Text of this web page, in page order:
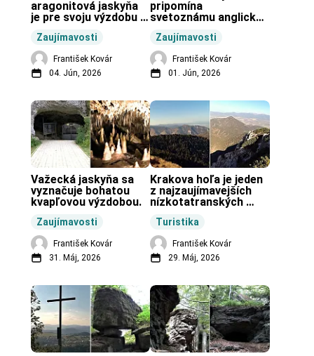
Zaujímavosti
aragonitová jaskyňa
je pre svoju výzdobu
vo svete.
František Kovár
04. Jún, 2026
Zaujímavosti
pripomína
svetoznámu anglickú
František Kovár
01. Jún, 2026
Zaujímavosti
Važecká jaskyňa sa
vyznačuje bohatou
kvapľovou výzdobou.
František Kovár
31. Máj, 2026
Turistika
Krakova hoľa je jeden
z najzaujímavejších
nízkotatranských
František Kovár
29. Máj, 2026